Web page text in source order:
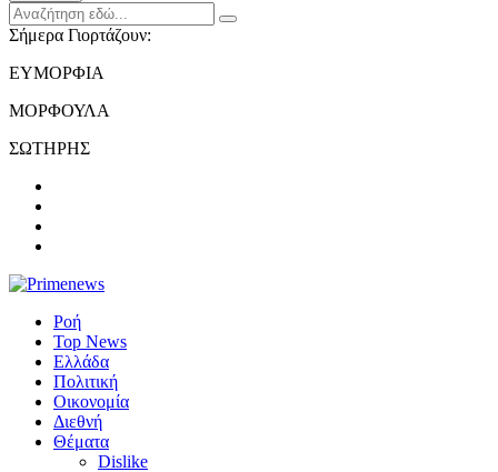
Σήμερα Γιορτάζουν:
ΕΥΜΟΡΦΙΑ
ΜΟΡΦΟΥΛΑ
ΣΩΤΗΡΗΣ
Ροή
Top News
Ελλάδα
Πολιτική
Οικονομία
Διεθνή
Θέματα
Dislike